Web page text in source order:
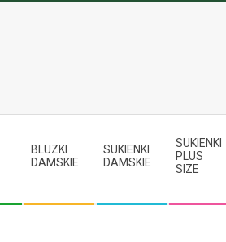
BLUZKI
DAMSKIE
SUKIENKI
DAMSKIE
SUKIENKI
PLUS
SIZE